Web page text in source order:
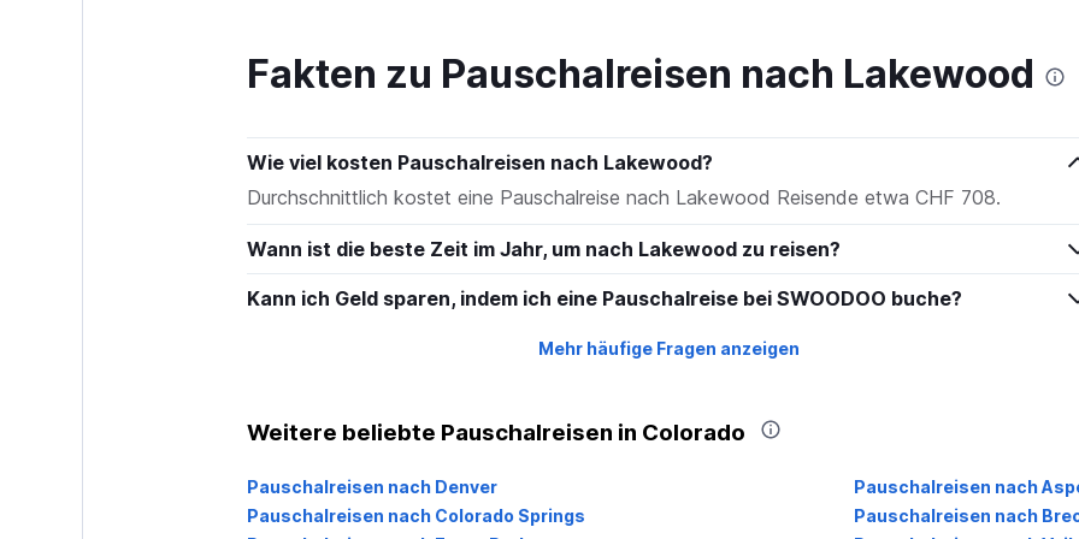
Fakten zu Pauschalreisen nach Lakewood
Wie viel kosten Pauschalreisen nach Lakewood?
Durchschnittlich kostet eine Pauschalreise nach Lakewood Reisende etwa CHF 708.
Wann ist die beste Zeit im Jahr, um nach Lakewood zu reisen?
Kann ich Geld sparen, indem ich eine Pauschalreise bei SWOODOO buche?
Mehr häufige Fragen anzeigen
Weitere beliebte Pauschalreisen in Colorado
Pauschalreisen nach Denver
Pauschalreisen nach
Pauschalreisen nach Colorado Springs
Pauschalreisen nach